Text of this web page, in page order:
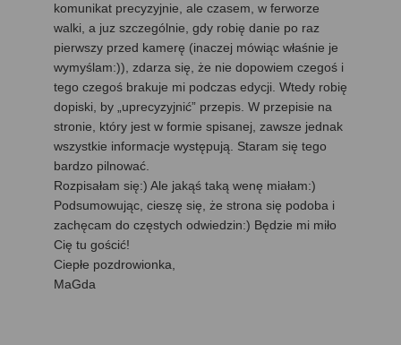
komunikat precyzyjnie, ale czasem, w ferworze
walki, a juz szczególnie, gdy robię danie po raz
pierwszy przed kamerę (inaczej mówiąc właśnie je
wymyślam:)), zdarza się, że nie dopowiem czegoś i
tego czegoś brakuje mi podczas edycji. Wtedy robię
dopiski, by „uprecyzyjnić” przepis. W przepisie na
stronie, który jest w formie spisanej, zawsze jednak
wszystkie informacje występują. Staram się tego
bardzo pilnować.
Rozpisałam się:) Ale jakąś taką wenę miałam:)
Podsumowując, cieszę się, że strona się podoba i
zachęcam do częstych odwiedzin:) Będzie mi miło
Cię tu gościć!
Ciepłe pozdrowionka,
MaGda